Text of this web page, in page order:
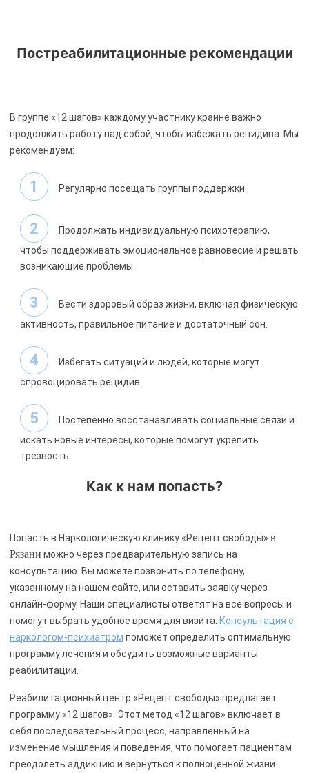
Постреабилитационные рекомендации
В группе «12 шагов» каждому участнику крайне важно
продолжить работу над собой, чтобы избежать рецидива. Мы
рекомендуем:
Регулярно посещать группы поддержки.
Продолжать индивидуальную психотерапию,
чтобы поддерживать эмоциональное равновесие и решать
возникающие проблемы.
Вести здоровый образ жизни, включая физическую
активность, правильное питание и достаточный сон.
Избегать ситуаций и людей, которые могут
спровоцировать рецидив.
Постепенно восстанавливать социальные связи и
искать новые интересы, которые помогут укрепить
трезвость.
Как к нам попасть?
Попасть в Наркологическую клинику «Рецепт свободы» в
Рязани можно через предварительную запись на
консультацию. Вы можете позвонить по телефону,
указанному на нашем сайте, или оставить заявку через
онлайн-форму. Наши специалисты ответят на все вопросы и
помогут выбрать удобное время для визита. Консультация с
наркологом-психиатром поможет определить оптимальную
программу лечения и обсудить возможные варианты
реабилитации.
Реабилитационный центр «Рецепт свободы» предлагает
программу «12 шагов». Этот метод «12 шагов» включает в
себя последовательный процесс, направленный на
изменение мышления и поведения, что помогает пациентам
преодолеть аддикцию и вернуться к полноценной жизни.